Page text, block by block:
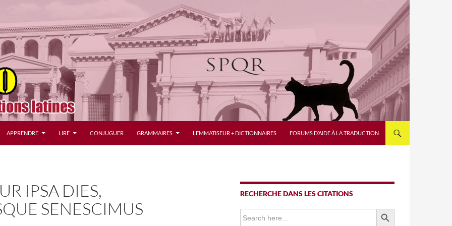
APPRENDRE LIRE CONJUGUER GRAMMAIRES LEMMATISEUR + DICTIONNAIRES FORUMS D’AIDE À LA TRADUCTION
IPSA DIES,
SENESCIMUS
RECHERCHE DANS LES CITATIONS
Search
for:
SEARCH BUTTON